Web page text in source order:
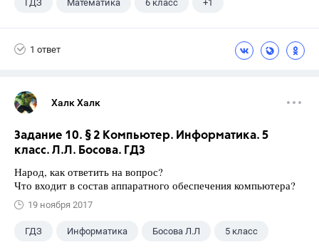
ГДЗ Математика 6 класс +1
1 ответ
Халк Халк
Задание 10. § 2 Компьютер. Информатика. 5
класс. Л.Л. Босова. ГДЗ
Народ, как ответить на вопрос?
Что входит в состав аппаратного обеспечения компьютера?
19 ноября 2017
ГДЗ Информатика Босова Л.Л 5 класс